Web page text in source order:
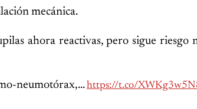
mecánica.
ahora reactivas, pero sigue riesgo
neumotórax,...https://t.co/